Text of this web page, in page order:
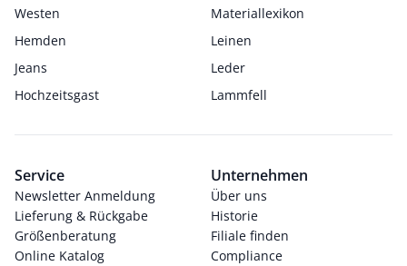
Westen
Materiallexikon
Hemden
Leinen
Jeans
Leder
Hochzeitsgast
Lammfell
Service
Newsletter Anmeldung
Lieferung & Rückgabe
Größenberatung
Online Katalog
Unternehmen
Über uns
Historie
Filiale finden
Compliance